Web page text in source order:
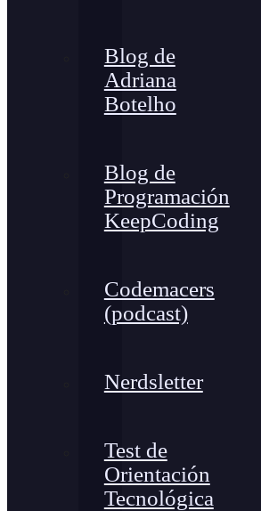
Blog de
Adriana
Botelho
Blog de
Programación
KeepCoding
Codemacers
(podcast)
Nerdsletter
Test de
Orientación
Tecnológica